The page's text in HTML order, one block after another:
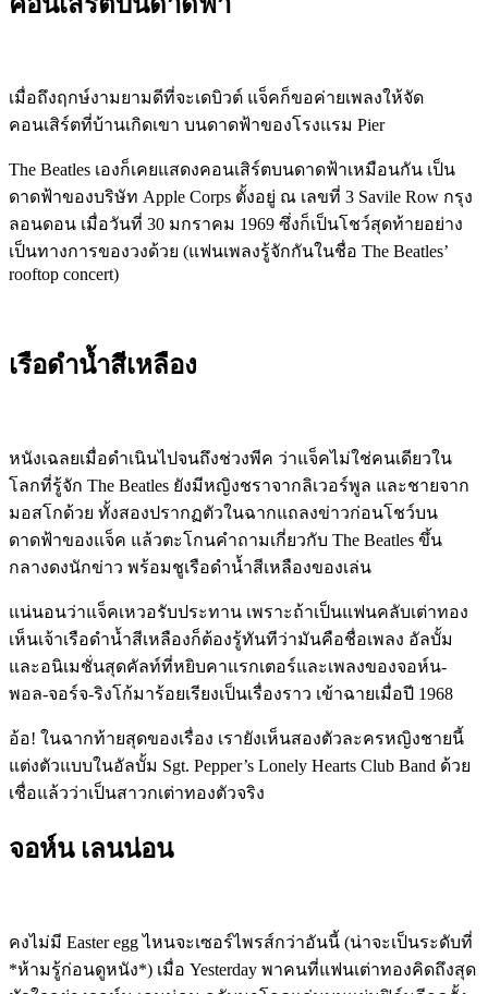
เมื่อถึงฤกษ์งามยามดีที่จะเดบิวต์ แจ็คก็ขอค่ายเพลงให้จัด
คอนเสิร์ตที่บ้านเกิดเขา บนดาดฟ้าของโรงแรม Pier
The Beatles เองก็เคยแสดงคอนเสิร์ตบนดาดฟ้าเหมือนกัน เป็น
ดาดฟ้าของบริษัท Apple Corps ตั้งอยู่ ณ เลขที่ 3 Savile Row กรุง
ลอนดอน เมื่อวันที่ 30 มกราคม 1969 ซึ่งก็เป็นโชว์สุดท้ายอย่าง
เป็นทางการของวงด้วย (แฟนเพลงรู้จักกันในชื่อ The Beatles’
rooftop concert)
เรือดำน้ำสีเหลือง
หนังเฉลยเมื่อดำเนินไปจนถึงช่วงพีค ว่าแจ็คไม่ใช่คนเดียวใน
โลกที่รู้จัก The Beatles ยังมีหญิงชราจากลิเวอร์พูล และชายจาก
มอสโกด้วย ทั้งสองปรากฏตัวในฉากแถลงข่าวก่อนโชว์บน
ดาดฟ้าของแจ็ค แล้วตะโกนคำถามเกี่ยวกับ The Beatles ขึ้น
กลางดงนักข่าว พร้อมชูเรือดำน้ำสีเหลืองของเล่น
แน่นอนว่าแจ็คเหวอรับประทาน เพราะถ้าเป็นแฟนคลับเต่าทอง
เห็นเจ้าเรือดำน้ำสีเหลืองก็ต้องรู้ทันทีว่ามันคือชื่อเพลง อัลบั้ม
และอนิเมชั่นสุดคัลท์ที่หยิบคาแรกเตอร์และเพลงของจอห์น-
พอล-จอร์จ-ริงโก้มาร้อยเรียงเป็นเรื่องราว เข้าฉายเมื่อปี 1968
อ้อ! ในฉากท้ายสุดของเรื่อง เรายังเห็นสองตัวละครหญิงชายนี้
แต่งตัวแบบในอัลบั้ม Sgt. Pepper’s Lonely Hearts Club Band ด้วย
เชื่อแล้วว่าเป็นสาวกเต่าทองตัวจริง
จอห์น เลนน่อน
คงไม่มี Easter egg ไหนจะเซอร์ไพรส์กว่าอันนี้ (น่าจะเป็นระดับที่
*ห้ามรู้ก่อนดูหนัง*) เมื่อ Yesterday พาคนที่แฟนเต่าทองคิดถึงสุด